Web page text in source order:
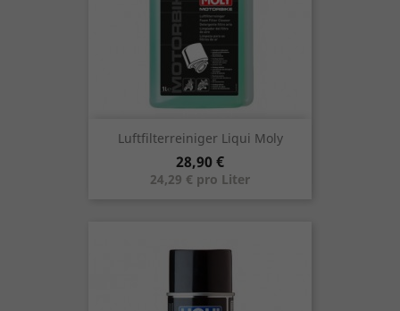
Luftfilterreiniger Liqui Moly
Preis
28,90 €
24,29 € pro Liter